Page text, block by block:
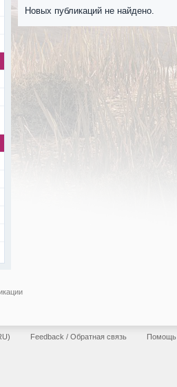
Новых публикаций не найдено.
Feedback / Обратная связь Помощь